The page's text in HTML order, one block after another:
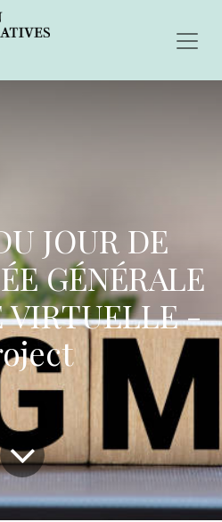
JOUR DE
GÉNÉRALE
VIRTUELLE -